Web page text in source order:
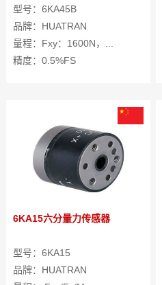
型号：6KA45B
品牌：HUATRAN
量程：Fxy：1600N，...
精度：0.5%FS
6KA15六分量力传感器
型号：6KA15
品牌：HUATRAN